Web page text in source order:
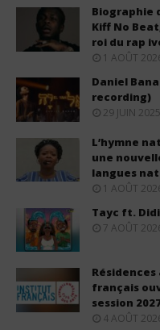
Biographie
Kiff No
roi du rap
1 AOÛT
Daniel
recording)
29 JUIN 2025
L’hymne
une
langues
1 AOÛT
Tayc ft.
7 AOÛT
français
session
4 AOÛT